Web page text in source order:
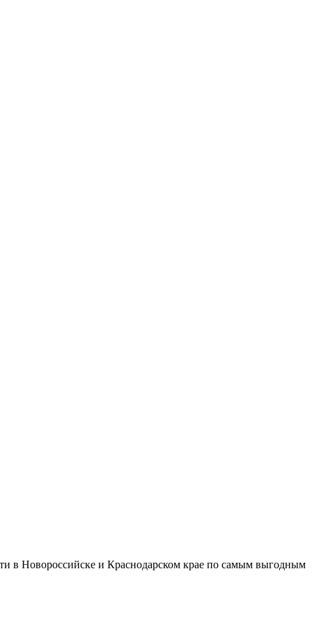
в Новороссийске и Краснодарском крае по самым выгодным